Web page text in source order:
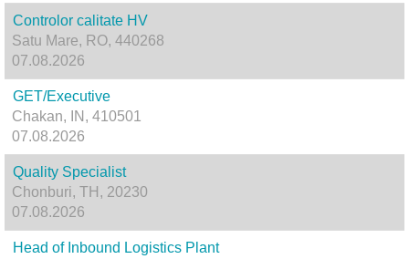
Controlor calitate HV
Satu Mare, RO, 440268
07.08.2026
GET/Executive
Chakan, IN, 410501
07.08.2026
Quality Specialist
Chonburi, TH, 20230
07.08.2026
Head of Inbound Logistics Plant